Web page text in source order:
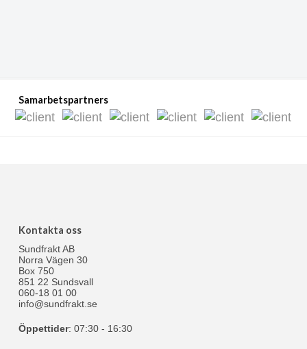
Samarbetspartners
Kontakta oss
Sundfrakt AB
Norra Vägen 30
Box 750
851 22 Sundsvall
060-18 01 00
info@sundfrakt.se
Öppettider: 07:30 - 16:30